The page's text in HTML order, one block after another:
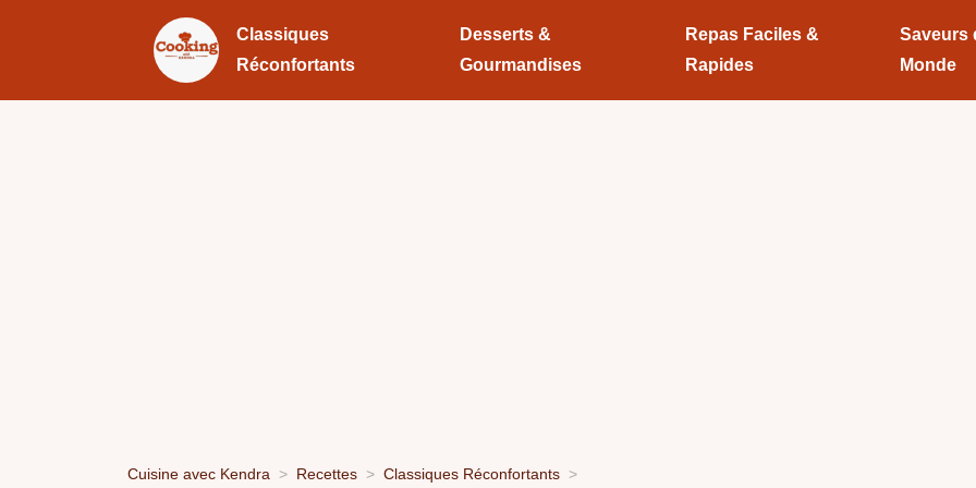
Classiques
Réconfortants
Desserts &
Gourmandises
Repas Faciles &
Rapides
Saveurs
Monde
Cuisine avec Kendra Recettes Classiques Réconfortants